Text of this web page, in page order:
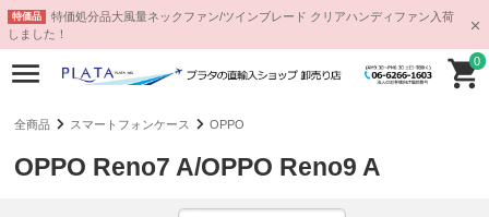
特価品
特価処分品大風量ネックファン/ツインブレード クリアハンディファン入荷
しました！
0
全商品 スマートフォンケース OPPO
OPPO Reno7 A/OPPO Reno9 A